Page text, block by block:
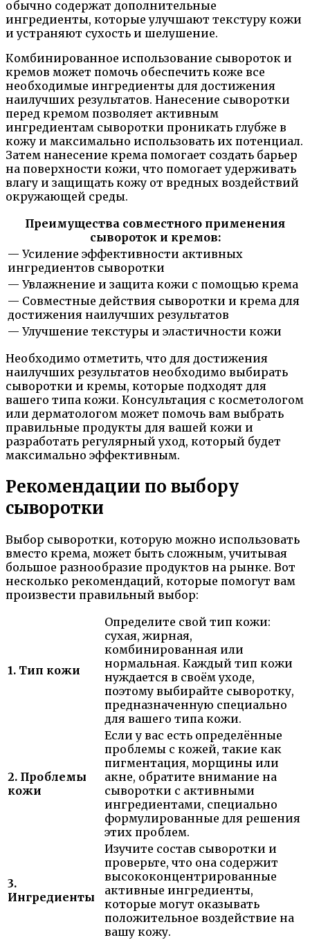
обычно содержат дополнительные
ингредиенты, которые улучшают текстуру кожи
и устраняют сухость и шелушение.
Комбинированное использование сывороток и
кремов может помочь обеспечить коже все
необходимые ингредиенты для достижения
наилучших результатов. Нанесение сыворотки
перед кремом позволяет активным
ингредиентам сыворотки проникать глубже в
кожу и максимально использовать их потенциал.
Затем нанесение крема помогает создать барьер
на поверхности кожи, что помогает удерживать
влагу и защищать кожу от вредных воздействий
окружающей среды.
Преимущества совместного применения
сывороток и кремов:
— Усиление эффективности активных
ингредиентов сыворотки
— Увлажнение и защита кожи с помощью крема
— Совместные действия сыворотки и крема для
достижения наилучших результатов
— Улучшение текстуры и эластичности кожи
Необходимо отметить, что для достижения
наилучших результатов необходимо выбирать
сыворотки и кремы, которые подходят для
вашего типа кожи. Консультация с косметологом
или дерматологом может помочь вам выбрать
правильные продукты для вашей кожи и
разработать регулярный уход, который будет
максимально эффективным.
Рекомендации по выбору
сыворотки
Выбор сыворотки, которую можно использовать
вместо крема, может быть сложным, учитывая
большое разнообразие продуктов на рынке. Вот
несколько рекомендаций, которые помогут вам
произвести правильный выбор:
1. Тип кожи
Определите свой тип кожи:
сухая, жирная,
комбинированная или
нормальная. Каждый тип кожи
нуждается в своём уходе,
поэтому выбирайте сыворотку,
предназначенную специально
для вашего типа кожи.
2. Проблемы
кожи
Если у вас есть определённые
проблемы с кожей, такие как
пигментация, морщины или
акне, обратите внимание на
сыворотки с активными
ингредиентами, специально
формулированные для решения
этих проблем.
3.
Ингредиенты
Изучите состав сыворотки и
проверьте, что она содержит
высококонцентрированные
активные ингредиенты,
которые могут оказывать
положительное воздействие на
вашу кожу.